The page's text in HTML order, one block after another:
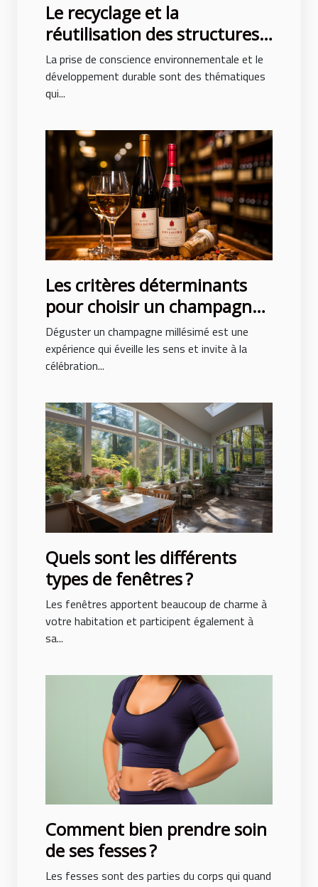
Le recyclage et la
réutilisation des structures
gonflables après des
événements
La prise de conscience environnementale et le
développement durable sont des thématiques
qui...
Les critères déterminants
pour choisir un champagne
millésimé de qualité
Déguster un champagne millésimé est une
expérience qui éveille les sens et invite à la
célébration...
Quels sont les différents
types de fenêtres ?
Les fenêtres apportent beaucoup de charme à
votre habitation et participent également à
sa...
Comment bien prendre soin
de ses fesses ?
Les fesses sont des parties du corps qui quand